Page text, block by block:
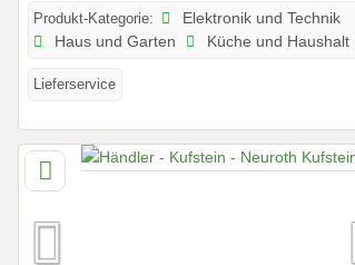
Produkt-Kategorie:
Elektronik und Technik
Haus und Garten
Küche und Haushalt
Lieferservice